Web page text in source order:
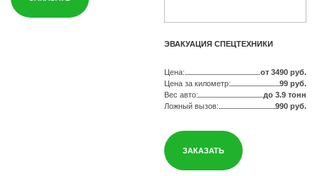
ЭВАКУАЦИЯ СПЕЦТЕХНИКИ
Цена:
от 3490 руб.
Цена за километр:
99 руб.
Вес авто:
до 3.9 тонн
Ложный вызов:
990 руб.
ЗАКАЗАТЬ